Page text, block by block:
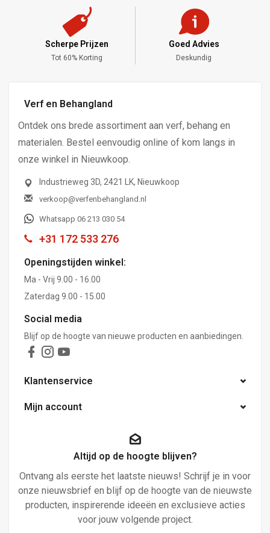
Scherpe Prijzen
Tot 60% Korting
Goed Advies
Deskundig
Verf en Behangland
Ontdek ons brede assortiment aan verf, behang en
materialen. Bestel eenvoudig online of kom langs in
onze winkel in Nieuwkoop.
Industrieweg 3D, 2421 LK, Nieuwkoop
verkoop@verfenbehangland.nl
Whatsapp 06 213 030 54
+31 172 533 276
Openingstijden winkel:
Ma - Vrij 9.00 - 16.00
Zaterdag 9.00 - 15.00
Social media
Blijf op de hoogte van nieuwe producten en aanbiedingen.
Klantenservice
Mijn account
Altijd op de hoogte blijven?
Ontvang als eerste het laatste nieuws! Schrijf je in voor
onze nieuwsbrief en blijf op de hoogte van de nieuwste
producten, inspirerende ideeën en exclusieve acties
voor jouw volgende project.